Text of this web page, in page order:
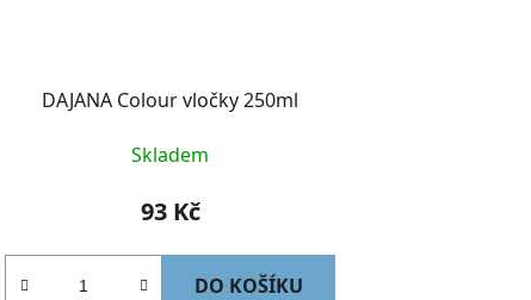
DAJANA Colour vločky 250ml
Skladem
93 Kč
DO KOŠÍKU